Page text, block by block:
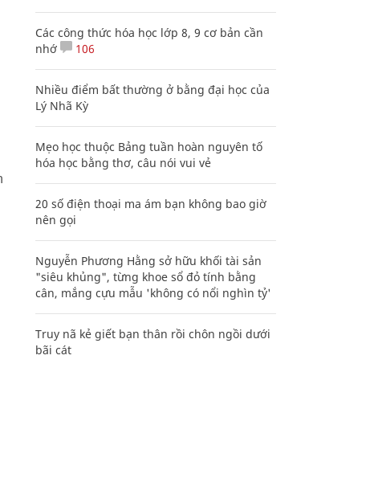
Các công thức hóa học lớp 8, 9 cơ bản cần
nhớ
106
Nhiều điểm bất thường ở bằng đại học của
Lý Nhã Kỳ
Mẹo học thuộc Bảng tuần hoàn nguyên tố
hóa học bằng thơ, câu nói vui vẻ
20 số điện thoại ma ám bạn không bao giờ
nên gọi
Nguyễn Phương Hằng sở hữu khối tài sản
"siêu khủng", từng khoe sổ đỏ tính bằng
cân, mắng cựu mẫu 'không có nổi nghìn tỷ'
Truy nã kẻ giết bạn thân rồi chôn ngồi dưới
bãi cát